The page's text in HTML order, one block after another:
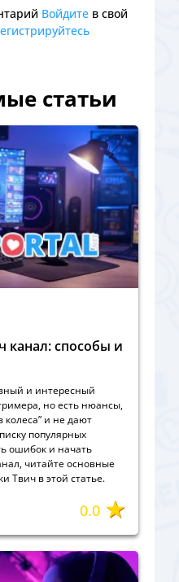
Войдитев свой
статьи
канал: способы и
и интересный
но есть нюансы,
колеса” и не дают
популярных
ошибок и начать
читайте основные
Твич в этой статье.
0.0